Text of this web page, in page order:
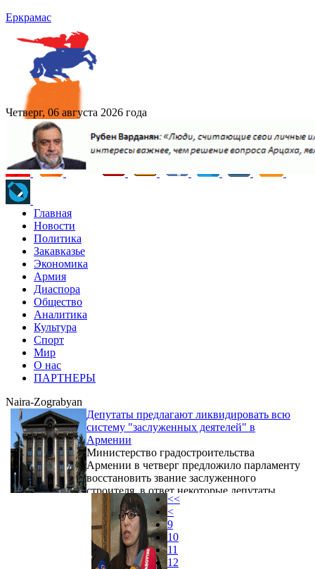
Еркрамас
Четверг, 06 августа 2026 года
Главная
Новости
Политика
Закавказье
Экономика
Армия
Диаспора
Общество
Аналитика
Культура
Спорт
Мир
О нас
ПАРТНЕРЫ
Naira-Zograbyan
Депутаты предлагают ликвидировать всю
систему "заслуженных деятелей" в
Армении
Министерство градостроительства
Армении в четверг предложило парламенту
восстановить звание заслуженного
строителя, в ответ некоторые депутаты
выступили категорически против и
предложили ликвидировать всю систему
"заслуг" в целом.
<<
<
9
10
11
12